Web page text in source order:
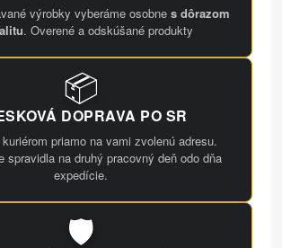
výrobky vyberáme osobne s dôrazom
. Overené a odskúšané produkty
📦
DOPRAVA PO SR
priamo na vami zvolenú adresu.
spravidla na druhý pracovný deň odo dňa
expedície.
🛡️